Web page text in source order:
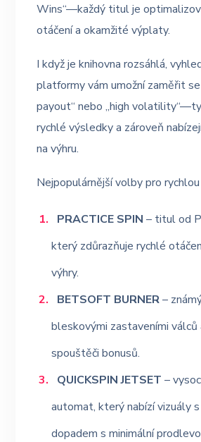
Wins“—každý titul je
otáčení a okamžité výplaty.
I když je knihovna rozsáhlá,
platformy vám umožní zaměřit se
payout“ nebo „high
rychlé výsledky a zároveň
na výhru.
Nejpopulárnější volby pro rychlou
PRACTICE SPIN – titul od
který zdůrazňuje rychlé
výhry.
BETSOFT BURNER–
bleskovými zastaveními válců
spouštěči bonusů.
QUICKSPIN JETSET –
automat, který nabízí vizuály
dopadem s minimální